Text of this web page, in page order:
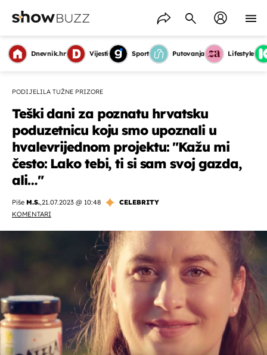
Dnevnik.hr Vijesti Sport Putovanja Lifestyle
PODIJELILA TUŽNE PRIZORE
Teški dani za poznatu hrvatsku
poduzetnicu koju smo upoznali u
hvalevrijednom projektu: "Kažu mi
često: Lako tebi, ti si sam svoj gazda,
ali…"
Piše M.S.,21.07.2023 @ 10:48
CELEBRITY
KOMENTARI
OMOGUĆI OBAVIJESTI